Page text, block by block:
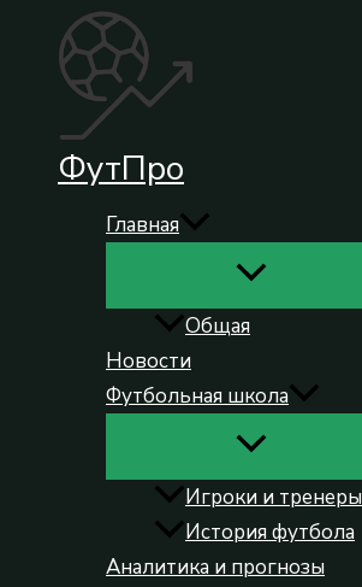
Перейти
содержимому
ФутПро
Главная
Общая
Новости
Футбольная школа
Игроки и тренеры
История футбола
Аналитика и прогнозы